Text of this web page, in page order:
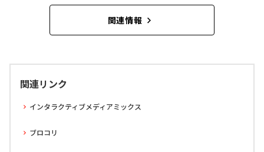
関連情報
関連リンク
インタラクティブメディアミックス
ブロコリ